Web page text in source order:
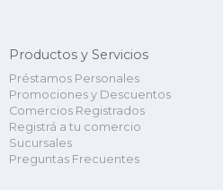
Productos y Servicios
Préstamos Personales
Promociones y Descuentos
Comercios Registrados
Registrá a tu comercio
Sucursales
Preguntas Frecuentes